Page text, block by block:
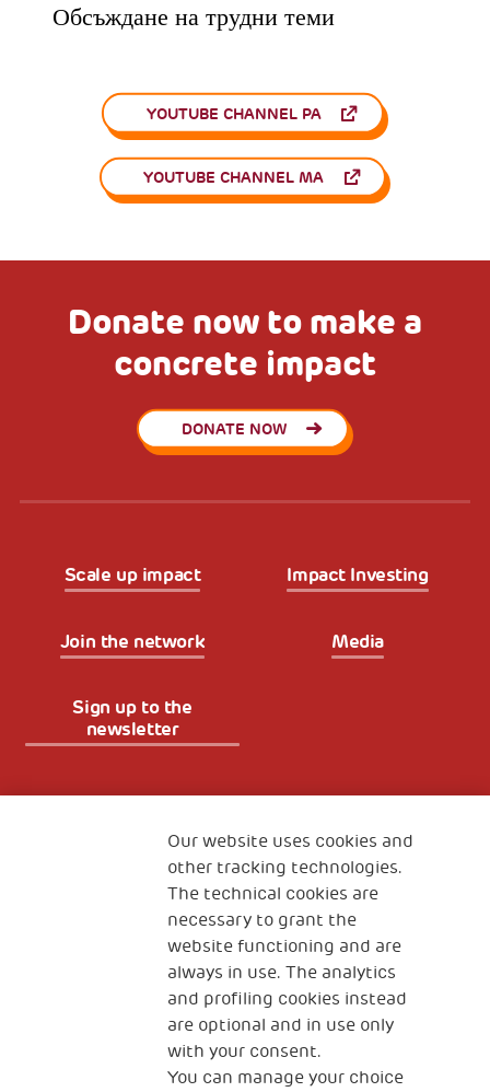
Обсъждане на трудни теми
YOUTUBE CHANNEL PA
YOUTUBE CHANNEL MA
Donate now to make a
concrete impact
DONATE NOW
Scale up impact Impact Investing
Join the network Media
Sign up to the
newsletter
The Human Safety Net
CONTACT US
2, Piazza Duca degli Abruzzi 34132
Trieste Italy
Our website uses cookies and
other tracking technologies.
The technical cookies are
necessary to grant the
website functioning and are
always in use. The analytics
and profiling cookies instead
are optional and in use only
with your consent.
You can manage your choice